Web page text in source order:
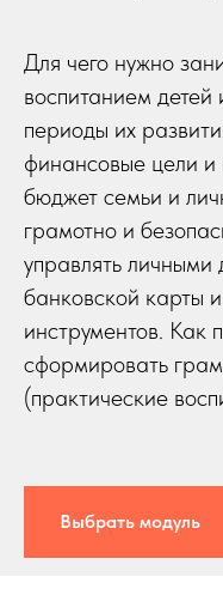
Для чего нужно
воспитанием детей
периоды их
финансовые цели и
бюджет семьи и
грамотно и
управлять
банковской карты
инструментов. Как
сформировать
(практические
Выбрать модуль